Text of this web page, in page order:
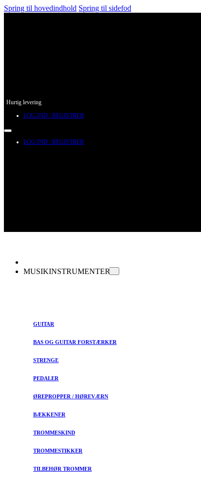
Spring til hovedindhold Spring til sidefod
Hurtig levering
LOG IND / REGISTRER
LOG IND / REGISTRER
MUSIKINSTRUMENTER
GUITAR
BAS OG GUITAR FORSTÆRKER
STRENGE
PEDALER
ØREPROPPER / HØREVÆRN
BÆKKENER
TROMMESKIND
TROMMESTIKKER
TILBEHØR TROMMER